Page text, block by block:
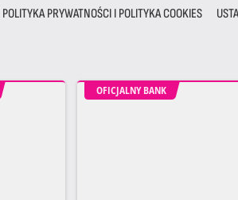
POLITYKA PRYWATNOŚCI I POLITYKA COOKIES
OFICJALNY BANK